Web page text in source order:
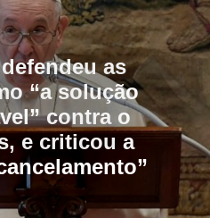
as
“a solução
contra o
e criticou a